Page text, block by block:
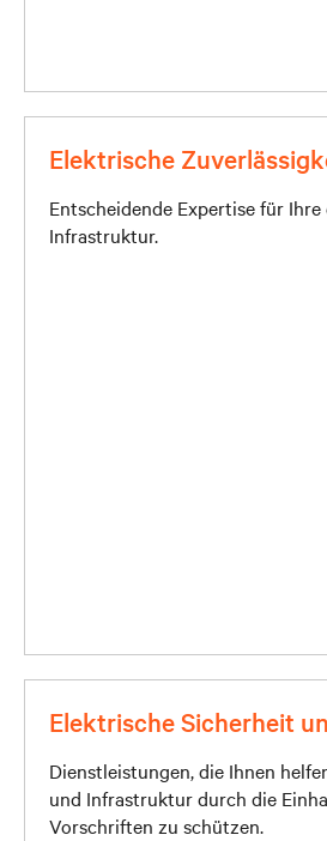
Elektrische
Entscheidende Expertise für
Infrastruktur.
Elektrische Sicherheit
Dienstleistungen, die Ihnen
und Infrastruktur durch die
Vorschriften zu schützen.